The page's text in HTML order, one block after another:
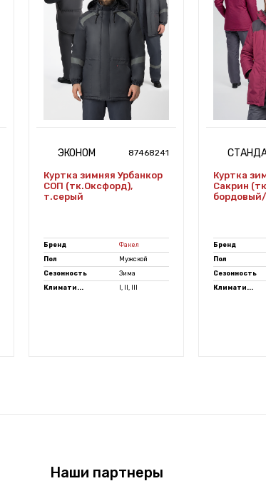
ЭКОНОМ 87468241
Куртка зимняя Урбанкор
СОП (тк.Оксфорд),
т.серый
Бренд
Факел
Пол
Мужской
Сезонность
Зима
Климати...
I, II, III
Куртка
Сакрин
Бренд
Пол
Сезонность
Климати...
Наши партнеры